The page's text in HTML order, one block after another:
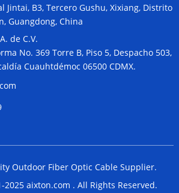
Jintai, B3, Tercero Gushu, Xixiang, Distrito
Guangdong, China
de C.V.
No. 369 Torre B, Piso 5, Despacho 503,
Cuauhtdémoc 06500 CDMX.
Outdoor Fiber Optic Cable Supplier.
aixton.com . All Rights Reserved.